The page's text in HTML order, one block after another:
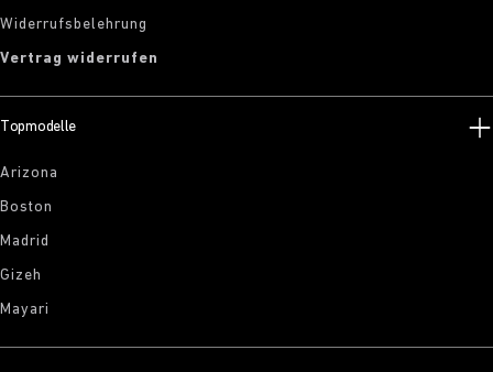
Widerrufsbelehrung
Vertrag widerrufen
Topmodelle
Arizona
Boston
Madrid
Gizeh
Mayari